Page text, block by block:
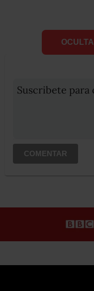
Suscribete para
COMENTAR